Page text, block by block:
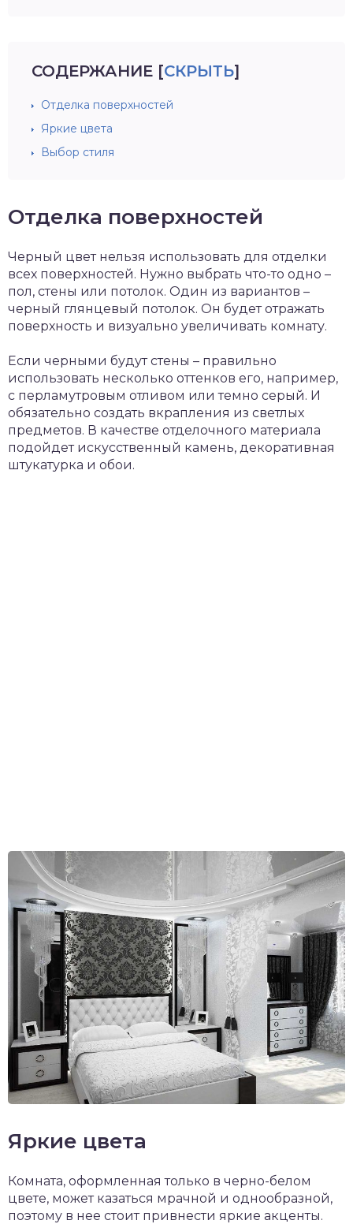
СОДЕРЖАНИЕ [СКРЫТЬ]
Отделка поверхностей
Яркие цвета
Выбор стиля
Отделка поверхностей
Черный цвет нельзя использовать для отделки
всех поверхностей. Нужно выбрать что-то одно –
пол, стены или потолок. Один из вариантов –
черный глянцевый потолок. Он будет отражать
поверхность и визуально увеличивать комнату.
Если черными будут стены – правильно
использовать несколько оттенков его, например,
с перламутровым отливом или темно серый. И
обязательно создать вкрапления из светлых
предметов. В качестве отделочного материала
подойдет искусственный камень, декоративная
штукатурка и обои.
Яркие цвета
Комната, оформленная только в черно-белом
цвете, может казаться мрачной и однообразной,
поэтому в нее стоит привнести яркие акценты.